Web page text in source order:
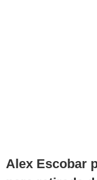
Alex Escobar